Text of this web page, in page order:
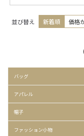
並び替え 新着順 価格
バッグ
アパレル
帽子
ファッション小物